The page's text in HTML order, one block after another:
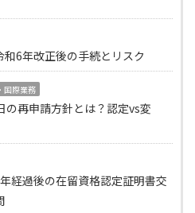
6年改正後の手続とリスク
国際業務
の再申請方針とは？認定vs変
経過後の在留資格認定証明書交